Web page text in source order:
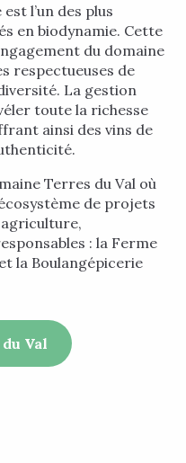
l’un des plus
en biodynamie. Cette
du domaine
respectueuses de
La gestion
toute la richesse
ainsi des vins de
Terres du Val où
de projets
: la Ferme
la Boulangépicerie
Val